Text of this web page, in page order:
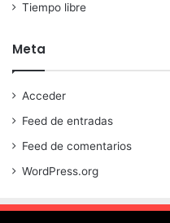
Tiempo libre
Meta
Acceder
Feed de entradas
Feed de comentarios
WordPress.org